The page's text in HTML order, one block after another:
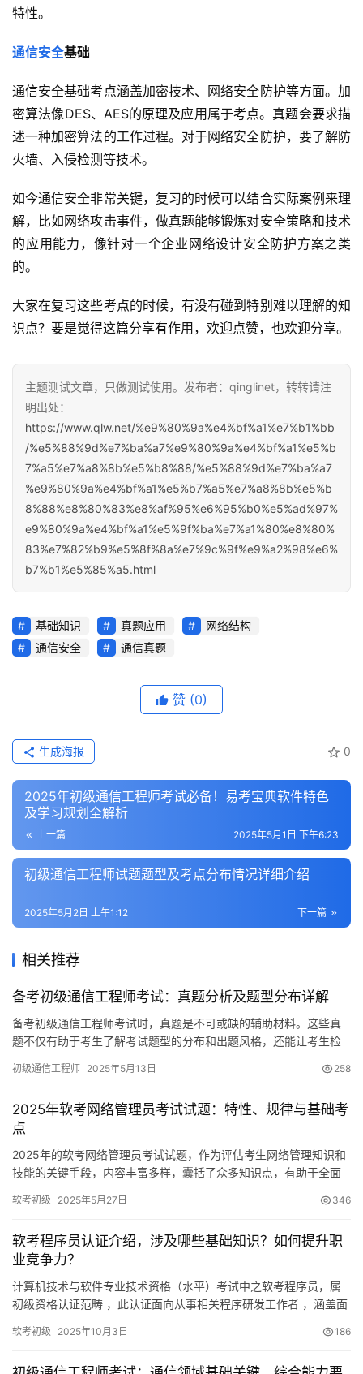
特性。
通信安全基础
通信安全基础考点涵盖加密技术、网络安全防护等方面。加
密算法像DES、AES的原理及应用属于考点。真题会要求描
述一种加密算法的工作过程。对于网络安全防护，要了解防
火墙、入侵检测等技术。
如今通信安全非常关键，复习的时候可以结合实际案例来理
解，比如网络攻击事件，做真题能够锻炼对安全策略和技术
的应用能力，像针对一个企业网络设计安全防护方案之类
的。
大家在复习这些考点的时候，有没有碰到特别难以理解的知
识点？要是觉得这篇分享有作用，欢迎点赞，也欢迎分享。
主题测试文章，只做测试使用。发布者：qinglinet，转转请注
明出处：
https://www.qlw.net/%e9%80%9a%e4%bf%a1%e7%b1%bb
/%e5%88%9d%e7%ba%a7%e9%80%9a%e4%bf%a1%e5%b
7%a5%e7%a8%8b%e5%b8%88/%e5%88%9d%e7%ba%a7
%e9%80%9a%e4%bf%a1%e5%b7%a5%e7%a8%8b%e5%b
8%88%e8%80%83%e8%af%95%e6%95%b0%e5%ad%97%
e9%80%9a%e4%bf%a1%e5%9f%ba%e7%a1%80%e8%80%
83%e7%82%b9%e5%8f%8a%e7%9c%9f%e9%a2%98%e6%
b7%b1%e5%85%a5.html
基础知识 真题应用
网络结构
通信安全
通信真题
赞 (0)
0
生成海报
2025年初级通信工程师考试必备！易考宝典软件特色
及学习规划全解析
上一篇 2025年5月1日 下午6:23
初级通信工程师试题题型及考点分布情况详细介绍
下一篇
2025年5月2日 上午1:12
相关推荐
备考初级通信工程师考试：真题分析及题型分布详解
备考初级通信工程师考试时，真题是不可或缺的辅助材料。这些真
题不仅有助于考生了解考试题型的分布和出题风格，还能让考生检
初级通信工程师 2025年5月13日 258
2025年软考网络管理员考试试题：特性、规律与基础考
点
2025年的软考网络管理员考试试题，作为评估考生网络管理知识和
技能的关键手段，内容丰富多样，囊括了众多知识点，有助于全面
软考初级 2025年5月27日 346
软考程序员认证介绍，涉及哪些基础知识？如何提升职
业竞争力？
计算机技术与软件专业技术资格（水平）考试中之软考程序员，属
初级资格认证范畴 ，此认证面向从事相关程序研发工作者 ，涵盖面
软考初级 2025年10月3日 186